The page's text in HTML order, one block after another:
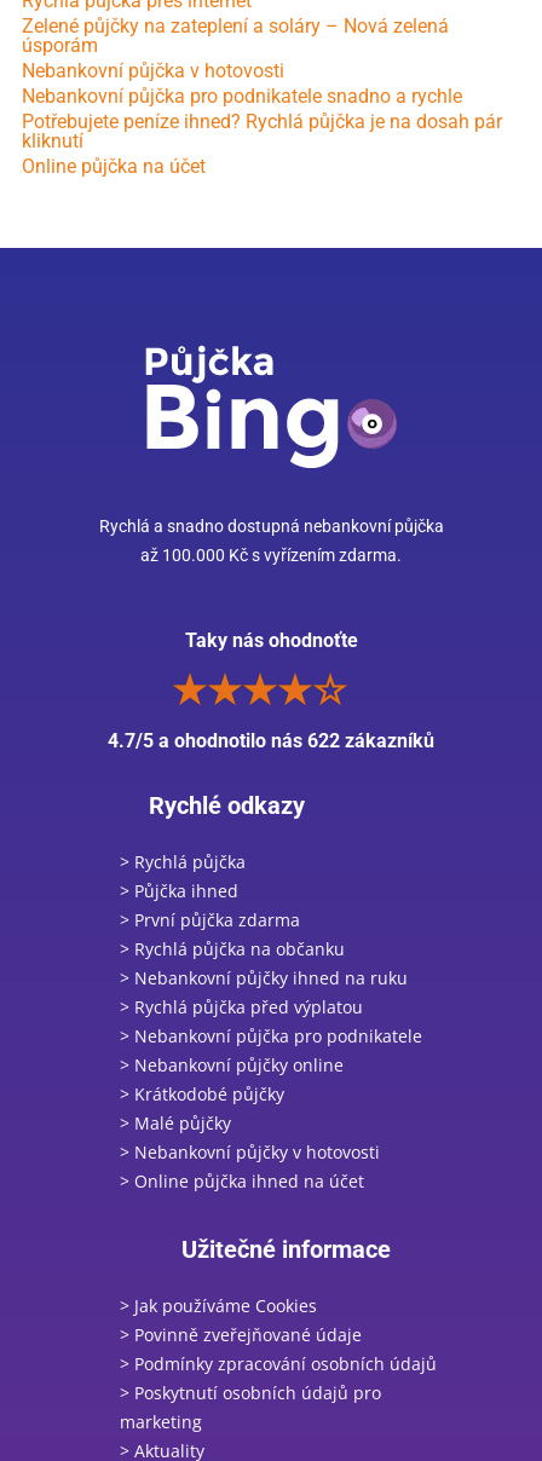
Zelené půjčky na zateplení a soláry – Nová zelená
úsporám
Nebankovní půjčka v hotovosti
Nebankovní půjčka pro podnikatele snadno a rychle
Potřebujete peníze ihned? Rychlá půjčka je na dosah pár
kliknutí
Online půjčka na účet
Rychlá a snadno dostupná nebankovní půjčka
až 100.000 Kč s vyřízením zdarma.
Taky nás ohodnoťte
4.7/5 a ohodnotilo nás 622 zákazníků
Rychlé odkazy
> Rychlá půjčka
> Půjčka ihned
> První půjčka zdarma
> Rychlá půjčka na občanku
> Nebankovní půjčky ihned na ruku
> Rychlá půjčka před výplatou
> Nebankovní půjčka pro podnikatele
> Nebankovní půjčky online
> Krátkodobé půjčky
> Malé půjčky
> Nebankovní půjčky v hotovosti
> Online půjčka ihned na účet
Užitečné informace
> Jak používáme Cookies
> Povinně zveřejňované údaje
> Podmínky zpracování osobních údajů
> Poskytnutí osobních údajů pro
marketing
> Aktuality